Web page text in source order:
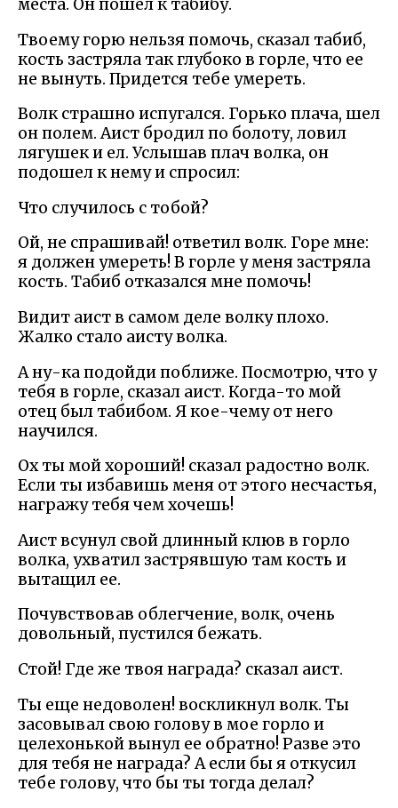
места. Он пошел к табибу.
Твоему горю нельзя помочь, сказал табиб,
кость застряла так глубоко в горле, что ее
не вынуть. Придется тебе умереть.
Волк страшно испугался. Горько плача, шел
он полем. Аист бродил по болоту, ловил
лягушек и ел. Услышав плач волка, он
подошел к нему и спросил:
Что случилось с тобой?
Ой, не спрашивай! ответил волк. Горе мне:
я должен умереть! В горле у меня застряла
кость. Табиб отказался мне помочь!
Видит аист в самом деле волку плохо.
Жалко стало аисту волка.
А ну-ка подойди поближе. Посмотрю, что у
тебя в горле, сказал аист. Когда-то мой
отец был табибом. Я кое-чему от него
научился.
Ох ты мой хороший! сказал радостно волк.
Если ты избавишь меня от этого несчастья,
награжу тебя чем хочешь!
Аист всунул свой длинный клюв в горло
волка, ухватил застрявшую там кость и
вытащил ее.
Почувствовав облегчение, волк, очень
довольный, пустился бежать.
Стой! Где же твоя награда? сказал аист.
Ты еще недоволен! воскликнул волк. Ты
засовывал свою голову в мое горло и
целехонькой вынул ее обратно! Разве это
для тебя не награда? А если бы я откусил
тебе голову, что бы ты тогда делал?